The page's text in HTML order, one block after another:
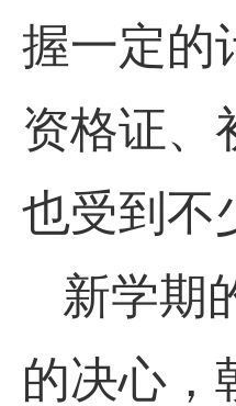
握一定的
资格证、
也受到不
新学期
的决心，